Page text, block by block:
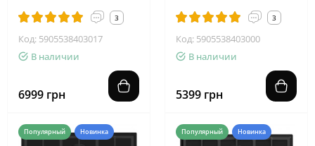
3
Код: 5905538403017
В наличии
6999 грн
3
Код: 5905538403000
В наличии
5399 грн
Популярный Новинка Популярный Новинка